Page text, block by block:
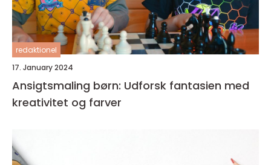
redaktionel
17. January 2024
Ansigtsmaling børn: Udforsk fantasien med
kreativitet og farver